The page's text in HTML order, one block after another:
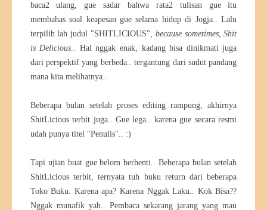
baca2 ulang, gue sadar bahwa rata2 tulisan gue itu
membahas soal keapesan gue selama hidup di Jogja.. Lalu
terpilih lah judul "SHITLICIOUS", because sometimes, Shit
is Delicious.. Hal nggak enak, kadang bisa dinikmati juga
dari perspektif yang berbeda.. tergantung dari sudut pandang
mana kita melihatnya..
Beberapa bulan setelah proses editing rampung, akhirnya
ShitLicious terbit juga.. Gue lega.. karena gue secara resmi
udah punya titel "Penulis".. :)
Tapi ujian buat gue belom berhenti.. Beberapa bulan setelah
ShitLicious terbit, ternyata tuh buku return dari beberapa
Toko Buku. Karena apa? Karena Nggak Laku.. Kok Bisa??
Nggak munafik yah.. Pembaca sekarang jarang yang mau